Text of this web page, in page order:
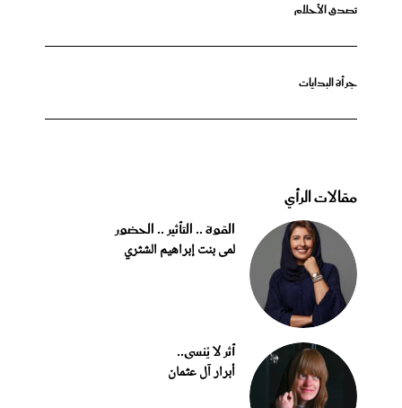
تصدق الأحلام
جرأة البدايات
مقالات الرأي
القوة .. التأثير .. الحضور
لمى بنت إبراهيم الشثري
أثر لا يُنسى..
أبرار آل عثمان